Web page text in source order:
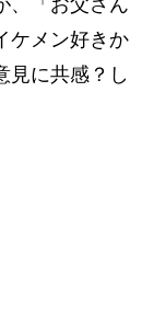
、「お父さん
ケメン好きか
見に共感？し